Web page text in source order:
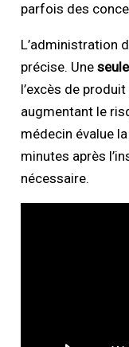
parfois des
L’administration
précise. Une
l’excès de
augmentant le
médecin évalue
minutes après
nécessaire.